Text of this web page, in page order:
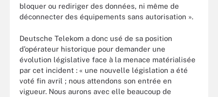
bloquer ou rediriger des données, ni même de
déconnecter des équipements sans autorisation ».
Deutsche Telekom a donc usé de sa position
d’opérateur historique pour demander une
évolution législative face à la menace matérialisée
par cet incident : « une nouvelle législation a été
voté fin avril ; nous attendons son entrée en
vigueur. Nous aurons avec elle beaucoup de